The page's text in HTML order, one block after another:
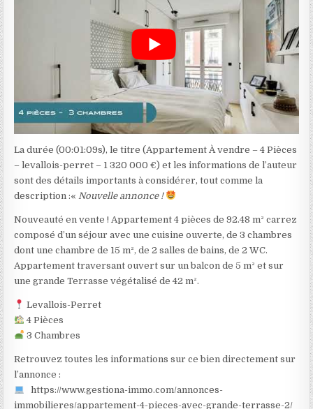
La durée (00:01:09s), le titre (Appartement À vendre – 4 Pièces
– levallois-perret – 1 320 000 €) et les informations de l’auteur
sont des détails importants à considérer, tout comme la
description :« Nouvelle annonce !
Nouveauté en vente ! Appartement 4 pièces de 92.48 m² carrez
composé d’un séjour avec une cuisine ouverte, de 3 chambres
dont une chambre de 15 m², de 2 salles de bains, de 2 WC.
Appartement traversant ouvert sur un balcon de 5 m² et sur
une grande Terrasse végétalisé de 42 m².
Levallois-Perret
4 Pièces
3 Chambres
Retrouvez toutes les informations sur ce bien directement sur
l’annonce :
https://www.gestiona-immo.com/annonces-
immobilieres/appartement-4-pieces-avec-grande-terrasse-2/